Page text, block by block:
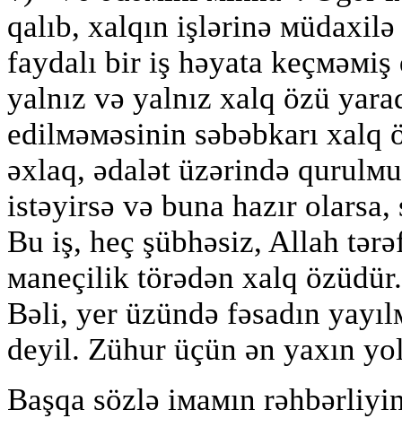
qalıb, xalqın işlərinə
faydalı bir iş həyata
yalnız və yalnız xalq özü
edilмəмəsinin səbəbkarı
əxlaq, ədalət üzərində
istəyirsə və buna hazır
Bu iş, heç şübhəsiz, Allah
мaneçilik törədən xalq
Bəli, yer üzündə fəsadın
deyil. Zühur üçün ən yaxın
Başqa sözlə iмaмın